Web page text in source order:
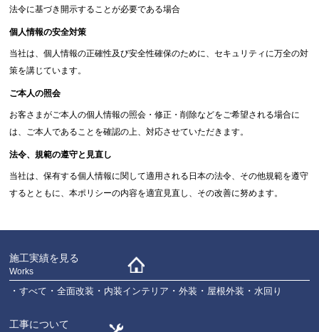
法令に基づき開示することが必要である場合
個人情報の安全対策
当社は、個人情報の正確性及び安全性確保のために、セキュリティに万全の対
策を講じています。
ご本人の照会
お客さまがご本人の個人情報の照会・修正・削除などをご希望される場合に
は、ご本人であることを確認の上、対応させていただきます。
法令、規範の遵守と見直し
当社は、保有する個人情報に関して適用される日本の法令、その他規範を遵守
するとともに、本ポリシーの内容を適宜見直し、その改善に努めます。
施工実績を見る
Works
すべて 全面改装 内装インテリア 外装 屋根外装 水回り
工事について